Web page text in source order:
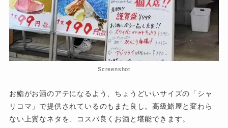
Screenshot
お鮨がお酒のアテになるよう、ちょうどいいサイズの「シャ
リコマ」で提供されているのもまた良し。高級鮨屋と変わら
ない上質なネタを、コスパ良くお酒と堪能できます。